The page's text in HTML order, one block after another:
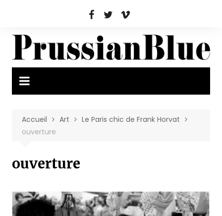
Accueil Art
Le Paris chic de Frank Horvat
ouverture
ouverture